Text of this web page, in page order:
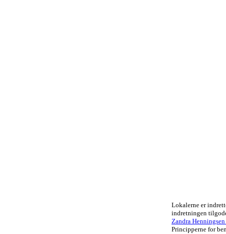
Lokalerne er
indretningen
Zandra Henningsen
Principperne for